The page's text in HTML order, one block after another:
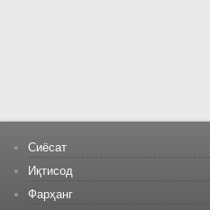
Сиёсат
Иқтисод
Фарҳанг